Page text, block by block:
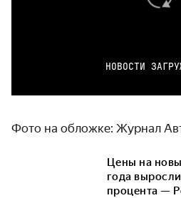
НОВОСТИ
Фото на обложке: Журнал
Цены на
года
процента —